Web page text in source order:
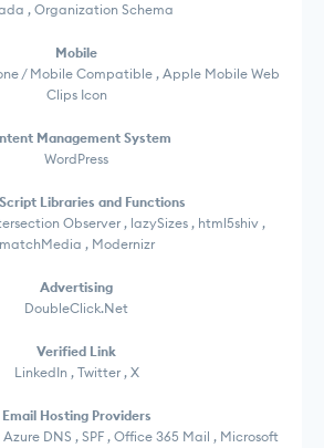
, Organization Schema
Mobile
/ Mobile Compatible , Apple Mobile Web
Clips Icon
Management System
WordPress
Libraries and Functions
Observer , lazySizes , html5shiv ,
matchMedia , Modernizr
Advertising
DoubleClick.Net
Verified Link
LinkedIn , Twitter , X
Email Hosting Providers
DNS , SPF , Office 365 Mail , Microsoft